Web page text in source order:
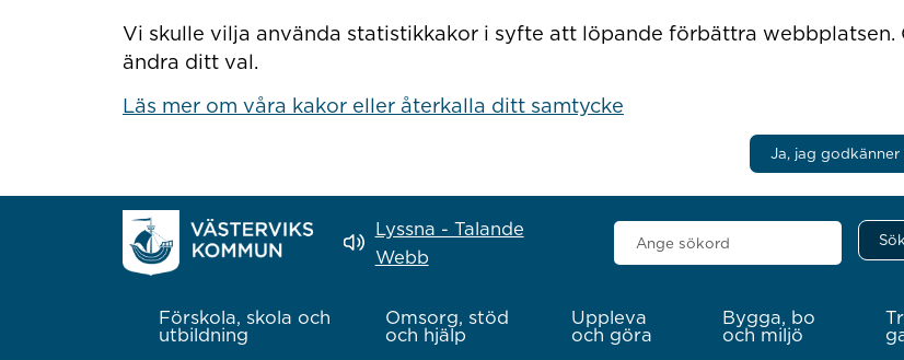
Vi skulle vilja använda statistikkakor i syfte att löpande förbättra webbplatsen.
ändra ditt val.
Läs mer om våra kakor eller återkalla ditt samtycke
Ja, jag
Lyssna - Talande
Webb
Sök
här
Förskola, skola och
utbildning
Omsorg, stöd
och hjälp
Uppleva
och göra
Bygga, bo
och miljö